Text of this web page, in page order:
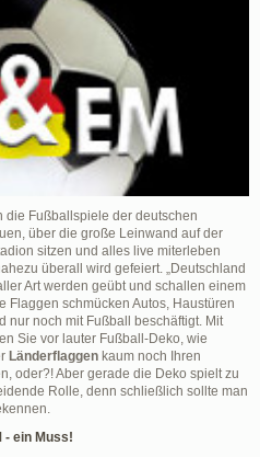
die Fußballspiele der deutschen
über die große Leinwand auf der
sitzen und alles live miterleben
überall wird gefeiert. „Deutschland
Art werden geübt und schallen einem
Flaggen schmücken Autos, Haustüren
nur noch mit Fußball beschäftigt. Mit
Sie vor lauter Fußball-Deko, wie
Länderflaggen kaum noch Ihren
oder?! Aber gerade die Deko spielt zu
Rolle, denn schließlich sollte man
- ein Muss!